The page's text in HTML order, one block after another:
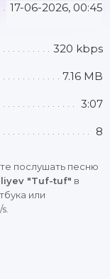
17-06-2026, 00:45
320 kbps
7.16 MB
3:07
8
послушать песню
"Tuf-tuf" в
или